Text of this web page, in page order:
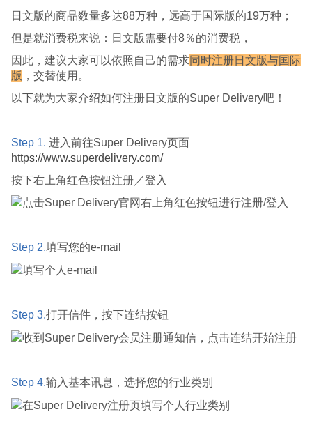
日文版的商品数量多达88万种，远高于国际版的19万种；
但是就消费税来说：日文版需要付8％的消费税，
因此，建议大家可以依照自己的需求同时注册日文版与国际
版 ，交替使用。
以下就为大家介绍如何注册日文版的Super Delivery吧！
Step 1. 进入前往Super Delivery页面
https://www.superdelivery.com/
按下右上角红色按钮注册／登入
Step 2.填写您的e-mail
Step 3.打开信件，按下连结按钮
Step 4.输入基本讯息，选择您的行业类别